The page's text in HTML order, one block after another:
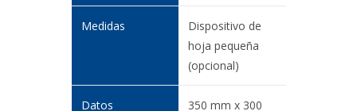
Dispositivo de
hoja pequeña
(opcional)
350 mm x 300